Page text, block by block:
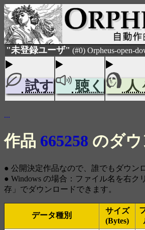
"未登録ユーザ" (#0) Orpheus-open-
試す 聴く 人
...
作品 665258 のダ
● 公開決定作品なので、誰でもダウン
● Windows の場合：ファイル名を右
存」でダウンロードできます。
データ種別
サイズ
(Bytes)